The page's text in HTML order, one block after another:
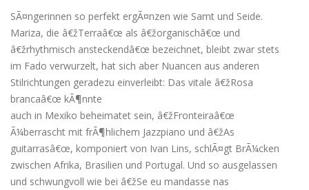
SÃ¤ngerinnen so perfekt ergÃ¤nzen wie Samt und Seide.
Mariza, die â€žTerraâ€œ als â€žorganischâ€œ und
â€žrhythmisch ansteckendâ€œ bezeichnet, bleibt zwar stets
im Fado verwurzelt, hat sich aber Nuancen aus anderen
Stilrichtungen geradezu einverleibt: Das vitale â€žRosa
brancaâ€œ kÃ¶nnte
auch in Mexiko beheimatet sein, â€žFronteiraâ€œ
Ã¼berrascht mit frÃ¶hlichem Jazzpiano und â€žAs
guitarrasâ€œ, komponiert von Ivan Lins, schlÃ¤gt BrÃ¼cken
zwischen Afrika, Brasilien und Portugal. Und so ausgelassen
und schwungvoll wie bei â€žSe eu mandasse nas